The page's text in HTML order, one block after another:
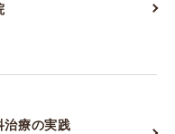
治療の実践